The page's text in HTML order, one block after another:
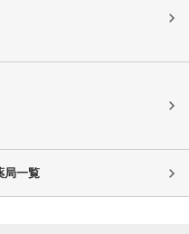
局一覧